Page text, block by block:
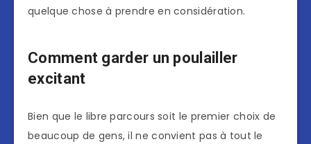
quelque chose à prendre en considération.
Comment garder un poulailler
excitant
Bien que le libre parcours soit le premier choix de
beaucoup de gens, il ne convient pas à tout le